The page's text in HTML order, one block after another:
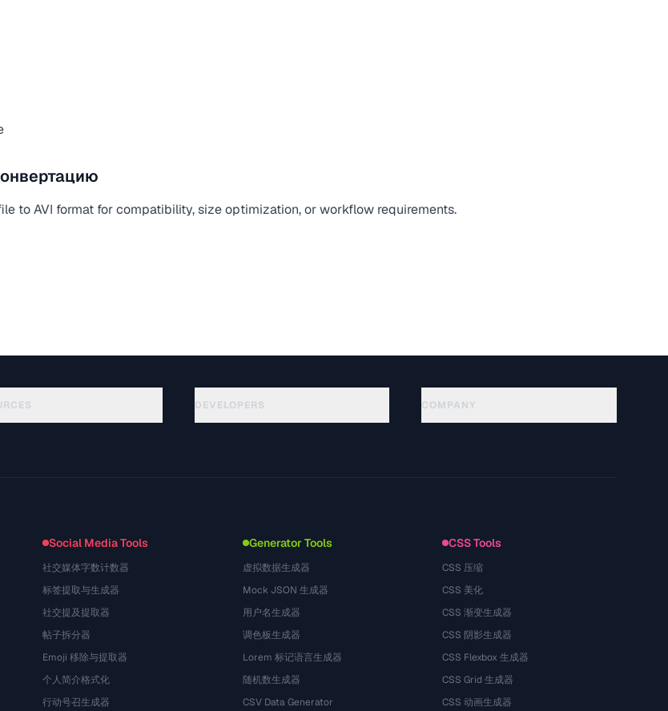
to AVI format for compatibility, size optimization, or workflow requirements.
DEVELOPERS COMPANY
Social Media Tools
社交媒体字数计数器
标签提取与生成器
社交提及提取器
帖子拆分器
Emoji 移除与提取器
个人简介格式化
行动号召生成器
Generator Tools
虚拟数据生成器
Mock JSON 生成器
用户名生成器
调色板生成器
Lorem 标记语言生成器
随机数生成器
CSV Data Generator
CSS Tools
CSS 压缩
CSS 美化
CSS 渐变生成器
CSS 阴影生成器
CSS Flexbox 生成器
CSS Grid 生成器
CSS 动画生成器